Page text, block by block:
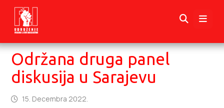
Održana druga panel
diskusija u Sarajevu
15. Decembra 2022.